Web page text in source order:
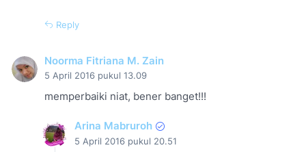
Reply
Noorma Fitriana M. Zain
5 April 2016 pukul 13.09
memperbaiki niat, bener banget!!!
Arina Mabruroh
5 April 2016 pukul 20.51